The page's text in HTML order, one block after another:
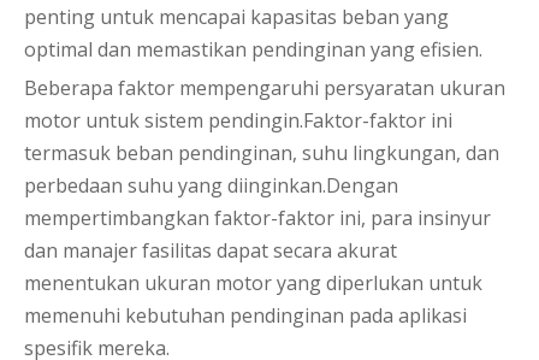
penting untuk mencapai kapasitas beban yang
optimal dan memastikan pendinginan yang efisien.
Beberapa faktor mempengaruhi persyaratan ukuran
motor untuk sistem pendingin.Faktor-faktor ini
termasuk beban pendinginan, suhu lingkungan, dan
perbedaan suhu yang diinginkan.Dengan
mempertimbangkan faktor-faktor ini, para insinyur
dan manajer fasilitas dapat secara akurat
menentukan ukuran motor yang diperlukan untuk
memenuhi kebutuhan pendinginan pada aplikasi
spesifik mereka.